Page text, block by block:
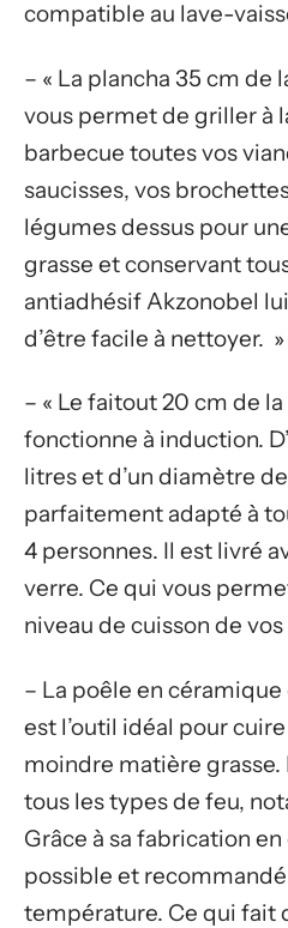
compatible au lave-
– « La plancha 35 cm de
vous permet de griller à
barbecue toutes vos
saucisses, vos
légumes dessus pour
grasse et conservant
antiadhésif Akzonobel
d’être facile à nettoyer. »
– « Le faitout 20 cm de
fonctionne à induction.
litres et d’un diamètre
parfaitement adapté à
4 personnes. Il est livré
verre. Ce qui vous
niveau de cuisson de
– La poêle en
est l’outil idéal pour
moindre matière
tous les types de feu,
Grâce à sa fabrication
possible et
température. Ce qui fait